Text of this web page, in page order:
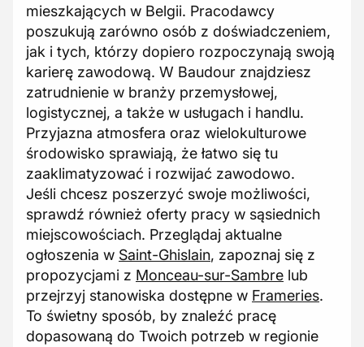
mieszkających w Belgii. Pracodawcy
poszukują zarówno osób z doświadczeniem,
jak i tych, którzy dopiero rozpoczynają swoją
karierę zawodową. W Baudour znajdziesz
zatrudnienie w branży przemysłowej,
logistycznej, a także w usługach i handlu.
Przyjazna atmosfera oraz wielokulturowe
środowisko sprawiają, że łatwo się tu
zaaklimatyzować i rozwijać zawodowo.
Jeśli chcesz poszerzyć swoje możliwości,
sprawdź również oferty pracy w sąsiednich
miejscowościach. Przeglądaj aktualne
ogłoszenia w Saint-Ghislain, zapoznaj się z
propozycjami z Monceau-sur-Sambre lub
przejrzyj stanowiska dostępne w Frameries.
To świetny sposób, by znaleźć pracę
dopasowaną do Twoich potrzeb w regionie